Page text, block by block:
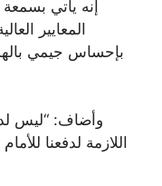
المعايير
بإحساس جيمي
وأضاف: “ليس
اللازمة لدفعنا